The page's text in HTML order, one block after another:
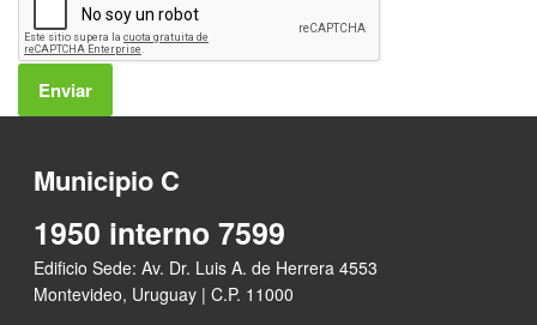
Municipio C
1950 interno 7599
Edificio Sede: Av. Dr. Luis A. de Herrera 4553
Montevideo, Uruguay | C.P. 11000